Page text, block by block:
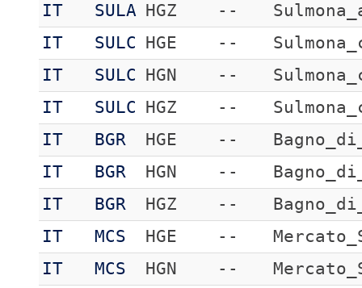
IT
SULA HGZ --
IT
SULC HGE --
IT
SULC HGN --
IT
SULC HGZ --
IT
BGR HGE --
IT
BGR HGN --
IT
BGR HGZ --
IT
MCS HGE --
IT
MCS HGN --